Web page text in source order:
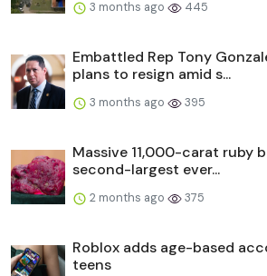
3 months ago 445
Embattled Rep Tony
plans to resign amid s...
3 months ago 395
Massive 11,000-carat ruby
second-largest ever...
2 months ago 375
Roblox adds age-based
teens